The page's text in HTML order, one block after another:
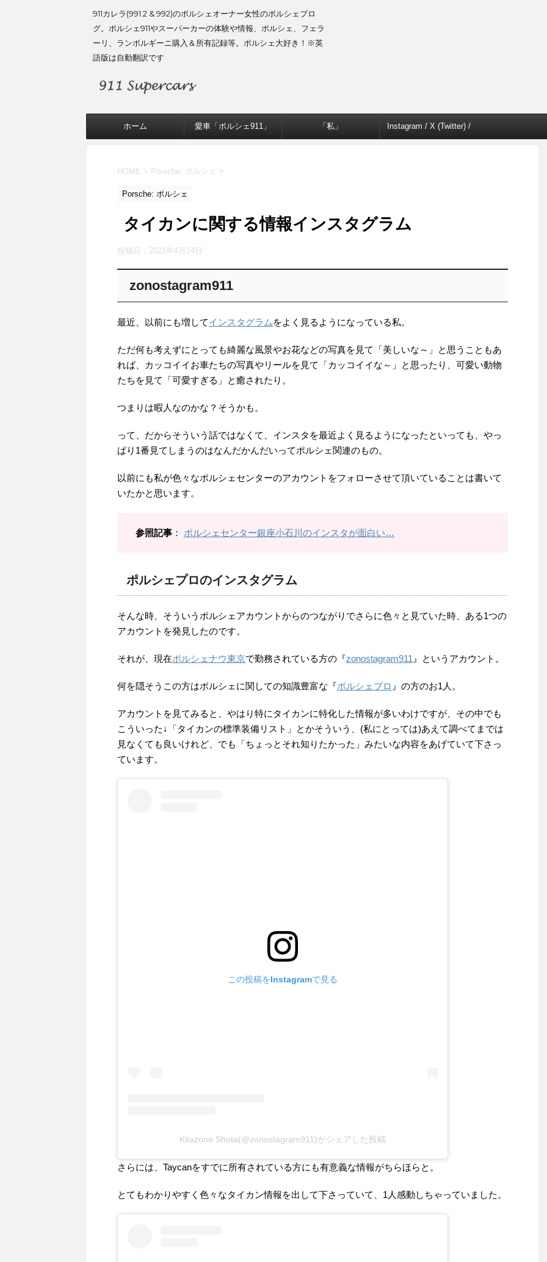
911カレラ(991.2 & 992)のポルシェオーナー女性のポルシェブロ
グ。ポルシェ911やスーパーカーの体験や情報、ポルシェ、フェラ
ーリ、ランボルギーニ購入＆所有記録等。ポルシェ大好き！※英
語版は自動翻訳です
ホーム 愛車「ポルシェ911」 「私」 Instagram / X (Twitter) /
HOME > Porsche: ポルシェ >
Porsche: ポルシェ
タイカンに関する情報インスタグラム
投稿日： 2021年4月24日
zonostagram911
最近、以前にも増してインスタグラム をよく見るようになっている私。
ただ何も考えずにとっても綺麗な風景やお花などの写真を見て「美しいな～」と思うこともあ
れば、カッコイイお車たちの写真やリールを見て「カッコイイな～」と思ったり、可愛い動物
たちを見て「可愛すぎる」と癒されたり。
つまりは暇人なのかな？そうかも。
って、だからそういう話ではなくて、インスタを最近よく見るようになったといっても、やっ
ぱり1番見てしまうのはなんだかんだいってポルシェ関連のもの。
以前にも私が色々なポルシェセンターのアカウントをフォローさせて頂いていることは書いて
いたかと思います。
参照記事 ： ポルシェセンター銀座小石川のインスタが面白い…
ポルシェプロのインスタグラム
そんな時、そういうポルシェアカウントからのつながりでさらに色々と見ていた時、ある1つの
アカウントを発見したのです。
それが、現在ポルシェナウ東京で勤務されている方の『zonostagram911 』というアカウント。
何を隠そうこの方はポルシェに関しての知識豊富な『ポルシェプロ 』の方のお1人。
アカウントを見てみると、やはり特にタイカンに特化した情報が多いわけですが、その中でも
こういった↓「タイカンの標準装備リスト」とかそういう、(私にとっては)あえて調べてまでは
見なくても良いけれど、でも「ちょっとそれ知りたかった」みたいな内容をあげていて下さっ
ています。
この投稿をInstagramで見る
Kitazono Shota(@zonostagram911)がシェアした投稿
さらには、Taycanをすでに所有されている方にも有意義な情報がちらほらと。
とてもわかりやすく色々なタイカン情報を出して下さっていて、1人感動しちゃっていました。